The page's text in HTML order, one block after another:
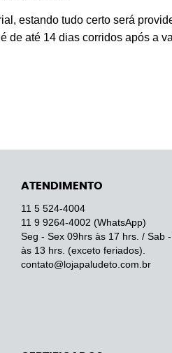
estando tudo certo será
até 14 dias corridos após a
ATENDIMENTO
11 5 524-4004
11 9 9264-4002 (WhatsApp)
Seg - Sex 09hrs às 17 hrs. / Sab
às 13 hrs. (exceto feriados).
contato@lojapaludeto.com.br